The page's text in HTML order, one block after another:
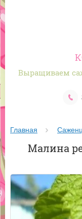
Выращиваем
Главная
Малина